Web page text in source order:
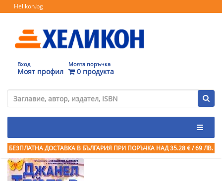
Helikon.bg
Вход
Моят профил
Моята поръчка
0 продукта
БЕЗПЛАТНА ДОСТАВКА В БЪЛГАРИЯ ПРИ ПОРЪЧКА НАД 35.28 € / 69 ЛВ.